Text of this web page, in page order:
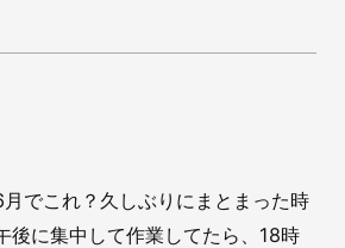
でこれ？久しぶりにまとまった時
後に集中して作業してたら、18時